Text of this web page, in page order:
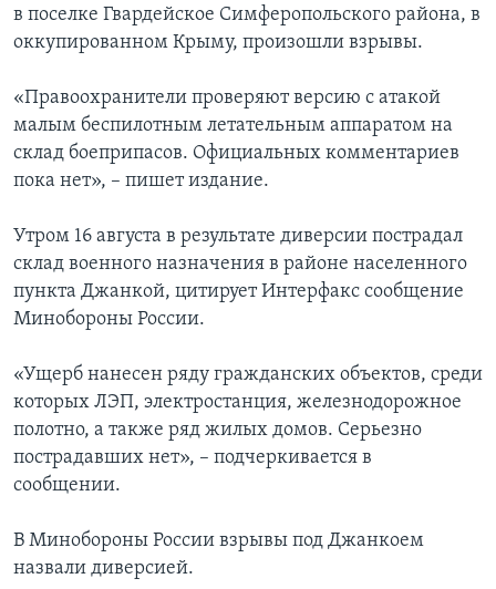
в поселке Гвардейское Симферопольского района, в
оккупированном Крыму, произошли взрывы.
«Правоохранители проверяют версию с атакой
малым беспилотным летательным аппаратом на
склад боеприпасов. Официальных комментариев
пока нет», – пишет издание.
Утром 16 августа в результате диверсии пострадал
склад военного назначения в районе населенного
пункта Джанкой, цитирует Интерфакс сообщение
Минобороны России.
«Ущерб нанесен ряду гражданских объектов, среди
которых ЛЭП, электростанция, железнодорожное
полотно, а также ряд жилых домов. Серьезно
пострадавших нет», – подчеркивается в
сообщении.
В Минобороны России взрывы под Джанкоем
назвали диверсией.